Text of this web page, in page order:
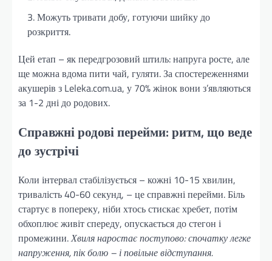
Можуть тривати добу, готуючи шийку до
розкриття.
Цей етап – як передгрозовий штиль: напруга росте, але
ще можна вдома пити чай, гуляти. За спостереженнями
акушерів з Leleka.com.ua, у 70% жінок вони з’являються
за 1-2 дні до родових.
Справжні родові перейми: ритм, що веде
до зустрічі
Коли інтервал стабілізується – кожні 10-15 хвилин,
тривалість 40-60 секунд, – це справжні перейми. Біль
стартує в попереку, ніби хтось стискає хребет, потім
обхоплює живіт спереду, опускається до стегон і
промежини.Хвиля наростає поступово: спочатку легке
напруження, пік болю – і повільне відступання.